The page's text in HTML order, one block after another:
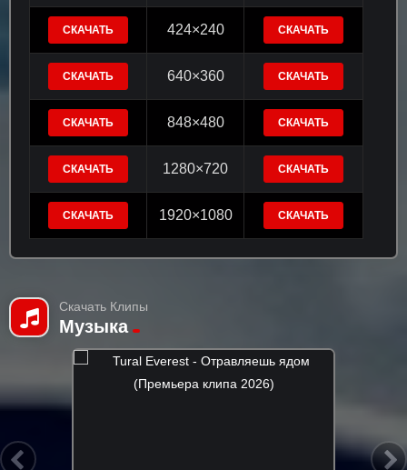
СКАЧАТЬ 424×240 СКАЧАТЬ
СКАЧАТЬ 640×360 СКАЧАТЬ
СКАЧАТЬ 848×480 СКАЧАТЬ
СКАЧАТЬ 1280×720 СКАЧАТЬ
СКАЧАТЬ 1920×1080 СКАЧАТЬ
Скачать Клипы
Музыка